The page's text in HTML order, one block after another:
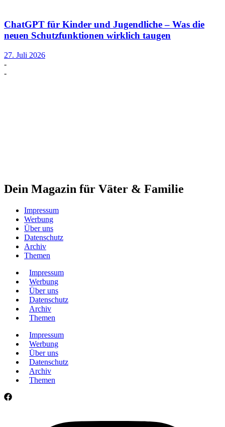
ChatGPT für Kinder und Jugendliche – Was die
neuen Schutzfunktionen wirklich taugen
27. Juli 2026
-
-
Dein Magazin für Väter & Familie
Impressum
Werbung
Über uns
Datenschutz
Archiv
Themen
Impressum
Werbung
Über uns
Datenschutz
Archiv
Themen
Impressum
Werbung
Über uns
Datenschutz
Archiv
Themen